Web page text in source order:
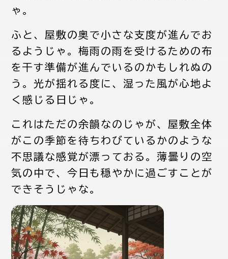
ゃ。
ふと、屋敷の奥で小さな支度が進んでお
るようじゃ。梅雨の雨を受けるための布
を干す準備が進んでいるのかもしれぬの
う。光が揺れる度に、湿った風が心地よ
く感じる日じゃ。
これはただの余韻なのじゃが、屋敷全体
がこの季節を待ちわびているかのような
不思議な感覚が漂っておる。薄曇りの空
気の中で、今日も穏やかに過ごすことが
できそうじゃな。